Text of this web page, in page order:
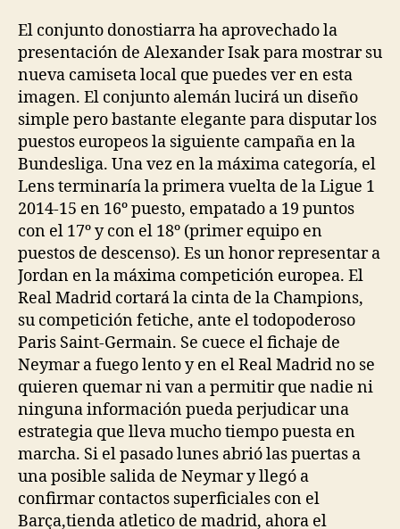
El conjunto donostiarra ha aprovechado la
presentación de Alexander Isak para mostrar su
nueva camiseta local que puedes ver en esta
imagen. El conjunto alemán lucirá un diseño
simple pero bastante elegante para disputar los
puestos europeos la siguiente campaña en la
Bundesliga. Una vez en la máxima categoría, el
Lens terminaría la primera vuelta de la Ligue 1
2014-15 en 16º puesto, empatado a 19 puntos
con el 17º y con el 18º (primer equipo en
puestos de descenso). Es un honor representar a
Jordan en la máxima competición europea. El
Real Madrid cortará la cinta de la Champions,
su competición fetiche, ante el todopoderoso
Paris Saint-Germain. Se cuece el fichaje de
Neymar a fuego lento y en el Real Madrid no se
quieren quemar ni van a permitir que nadie ni
ninguna información pueda perjudicar una
estrategia que lleva mucho tiempo puesta en
marcha. Si el pasado lunes abrió las puertas a
una posible salida de Neymar y llegó a
confirmar contactos superficiales con el
Barça,tienda atletico de madrid, ahora el